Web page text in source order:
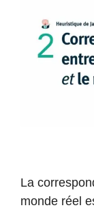
La
monde réel